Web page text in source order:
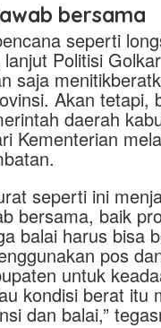
bersama
seperti
Politisi
saja
Akan tetapi,
daerah
Kementerian
seperti ini
bersama, baik
balai harus bisa
pos
untuk
kondisi berat itu
dan balai,”